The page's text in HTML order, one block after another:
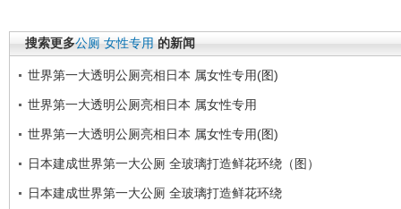
搜索更多公厕 女性专用 的新闻
世界第一大透明公厕亮相日本 属女性专用(图)
世界第一大透明公厕亮相日本 属女性专用
世界第一大透明公厕亮相日本 属女性专用(图)
日本建成世界第一大公厕 全玻璃打造鲜花环绕（图）
日本建成世界第一大公厕 全玻璃打造鲜花环绕